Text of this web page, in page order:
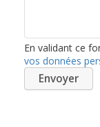
En validant ce
vos données